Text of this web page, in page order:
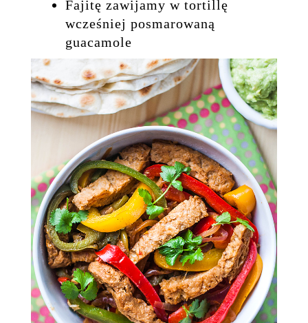
Fajitę zawijamy w tortillę
wcześniej posmarowaną
guacamole